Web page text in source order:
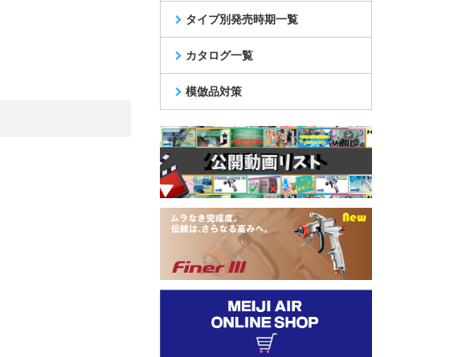
タイプ別発売時期一覧
カタログ一覧
模倣品対策